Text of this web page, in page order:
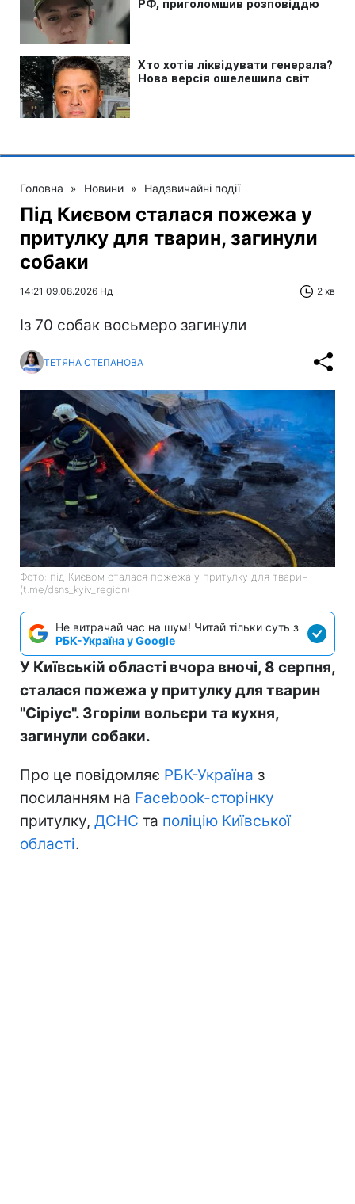
Головна » Новини » Надзвичайні події
Під Києвом сталася пожежа у
притулку для тварин, загинули
собаки
14:21 09.08.2026 Нд 2 хв
Із 70 собак восьмеро загинули
ТЕТЯНА СТЕПАНОВА
Фото: під Києвом сталася пожежа у притулку для тварин
(t.me/dsns_kyiv_region)
Не витрачай час на шум! Читай тільки суть з
РБК-Україна у Google
У Київській області вчора вночі, 8 серпня,
сталася пожежа у притулку для тварин
"Сіріус". Згоріли вольєри та кухня,
загинули собаки.
Про це повідомляє РБК-Україна з
посиланням на Facebook-сторінку
притулку, ДСНС та поліцію Київської
області.